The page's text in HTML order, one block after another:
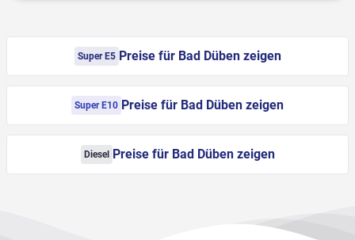
Super E5 Preise für Bad Düben zeigen
Super E10 Preise für Bad Düben zeigen
Diesel Preise für Bad Düben zeigen